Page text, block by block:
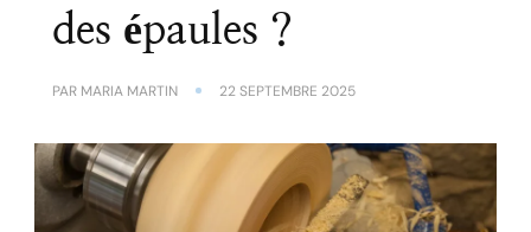
des épaules ?
PAR MARIA MARTIN 22 SEPTEMBRE 2025